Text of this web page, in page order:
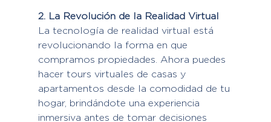
2. La Revolución de la Realidad Virtual
La tecnología de realidad virtual está
revolucionando la forma en que
compramos propiedades. Ahora puedes
hacer tours virtuales de casas y
apartamentos desde la comodidad de tu
hogar, brindándote una experiencia
inmersiva antes de tomar decisiones